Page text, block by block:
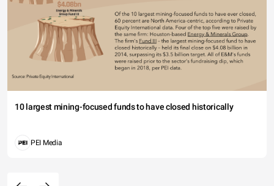
10 largest mining-focused funds to have closed historically
PEI Media